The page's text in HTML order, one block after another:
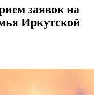
заявок на
Иркутской